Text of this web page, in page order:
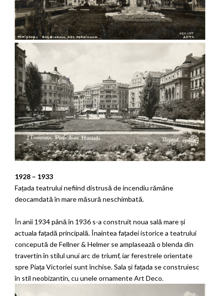
1928 – 1933
Fațada teatrului nefiind distrusă de incendiu rămâne
deocamdată în mare măsură neschimbată.
În anii 1934 până în 1936 s-a construit noua sală mare și
actuala fațadă principală. Înaintea fațadei istorice a teatrului
concepută de Fellner & Helmer se amplasează o blenda din
travertin în stilul unui arc de triumf, iar ferestrele orientate
spre Piața Victoriei sunt închise. Sala și fațada se construiesc
în stil neobizantin, cu unele ornamente Art Deco.